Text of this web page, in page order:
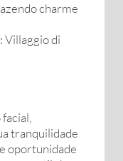
charme
Villaggio di
tranquilidade
oportunidade